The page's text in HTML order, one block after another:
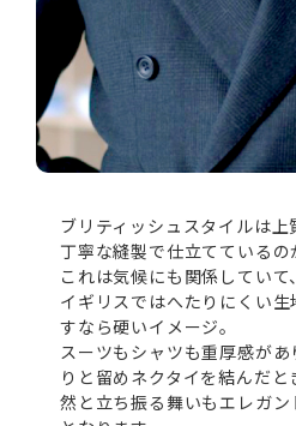
ブリティッシュスタイルは
丁寧な縫製で仕立てているの
これは気候にも関係してい
イギリスではへたりにくい
すなら硬いイメージ。
スーツもシャツも重厚感が
りと留めネクタイを結んだ
然と立ち振る舞いもエレガ